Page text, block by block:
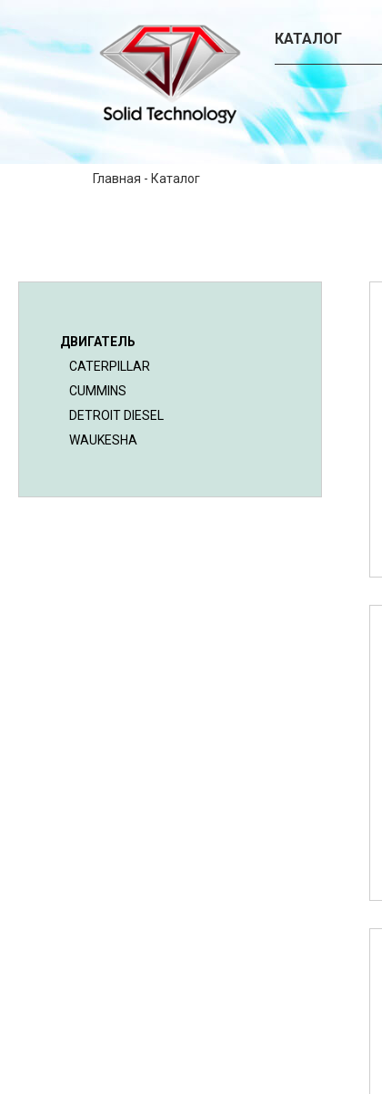
КАТАЛОГ
Главная - Каталог
ДВИГАТЕЛЬ
CATERPILLAR
CUMMINS
DETROIT DIESEL
WAUKESHA